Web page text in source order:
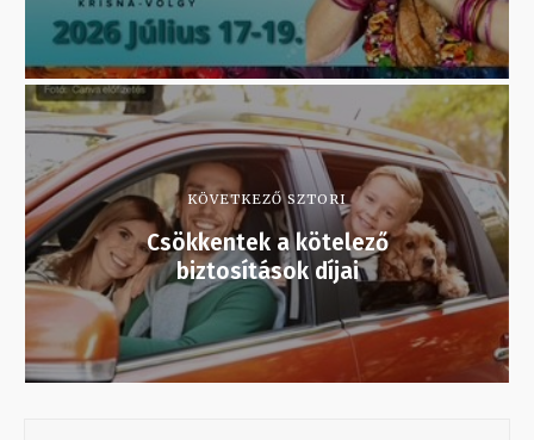
KÖVETKEZŐ SZTORI
Csökkentek a kötelező
biztosítások díjai